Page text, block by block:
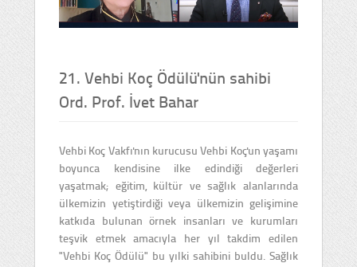
21. Vehbi Koç Ödülü'nün sahibi
Ord. Prof. İvet Bahar
Vehbi Koç Vakfı'nın kurucusu Vehbi Koç'un yaşamı
boyunca kendisine ilke edindiği değerleri
yaşatmak; eğitim, kültür ve sağlık alanlarında
ülkemizin yetiştirdiği veya ülkemizin gelişimine
katkıda bulunan örnek insanları ve kurumları
teşvik etmek amacıyla her yıl takdim edilen
"Vehbi Koç Ödülü" bu yılki sahibini buldu. Sağlık